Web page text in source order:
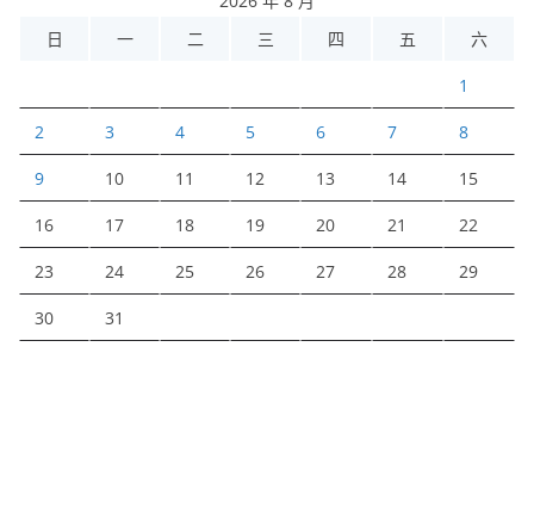
日
一 二 三 四 五 六
1
2 3 4 5 6 7 8
9 10 11 12 13 14 15
16 17 18 19 20 21 22
23 24 25 26 27 28 29
30 31